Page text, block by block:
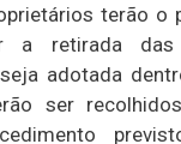
terão o
a retirada
adotada
ser